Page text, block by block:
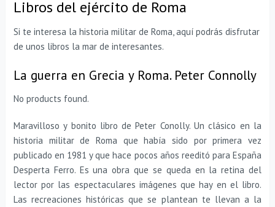
Libros del ejército de Roma
Si te interesa la historia militar de Roma, aquí podrás disfrutar
de unos libros la mar de interesantes.
La guerra en Grecia y Roma. Peter Connolly
No products found.
Maravilloso y bonito libro de Peter Conolly. Un clásico en la
historia militar de Roma que había sido por primera vez
publicado en 1981 y que hace pocos años reeditó para España
Desperta Ferro. Es una obra que se queda en la retina del
lector por las espectaculares imágenes que hay en el libro.
Las recreaciones históricas que se plantean te llevan a la